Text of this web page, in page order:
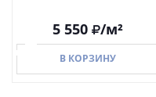
5 550 /м²
В КОРЗИНУ